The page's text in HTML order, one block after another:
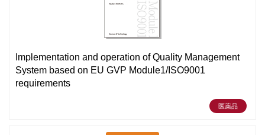
Implementation and operation of Quality Management
System based on EU GVP Module1/ISO9001
requirements
医薬品